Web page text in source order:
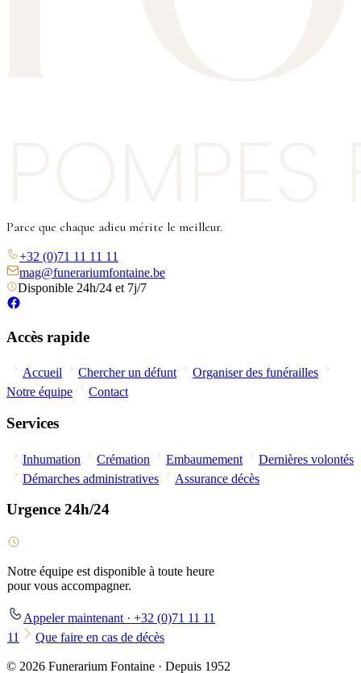
Parce que chaque adieu mérite le meilleur.
+32 (0)71 11 11 11
mag@funerariumfontaine.be
Disponible 24h/24 et 7j/7
Accès rapide
Accueil Chercher un défunt
Organiser des funérailles
Notre équipe
Contact
Services
Inhumation Crémation Embaumement
Dernières volontés
Démarches administratives
Assurance décès
Urgence 24h/24
Notre équipe est disponible à toute heure
pour vous accompagner.
Appeler maintenant · +32 (0)71 11 11
11
Que faire en cas de décès
© 2026 Funerarium Fontaine · Depuis 1952